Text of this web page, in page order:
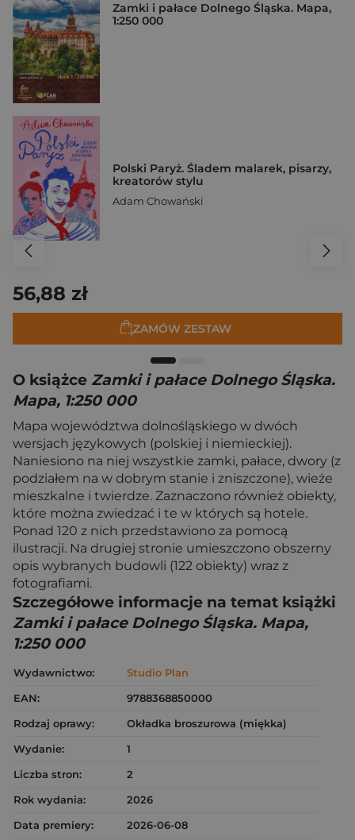
Zamki i pałace Dolnego Śląska. Mapa,
1:250 000
Polski Paryż. Śladem malarek, pisarzy,
kreatorów stylu
Adam Chowański
56,88 zł
ZAMÓW ZESTAW
O książce Zamki i pałace Dolnego Śląska.
Mapa, 1:250 000
Mapa województwa dolnośląskiego w dwóch
wersjach językowych (polskiej i niemieckiej).
Naniesiono na niej wszystkie zamki, pałace, dwory (z
podziałem na w dobrym stanie i zniszczone), wieże
mieszkalne i twierdze. Zaznaczono również obiekty,
które można zwiedzać i te w których są hotele.
Ponad 120 z nich przedstawiono za pomocą
ilustracji. Na drugiej stronie umieszczono obszerny
opis wybranych budowli (122 obiekty) wraz z
fotografiami.
Szczegółowe informacje na temat książki
Zamki i pałace Dolnego Śląska. Mapa,
1:250 000
Wydawnictwo:
Studio Plan
EAN:
9788368850000
Rodzaj oprawy:
Okładka broszurowa (miękka)
Wydanie:
1
Liczba stron:
2
Rok wydania:
2026
Data premiery:
2026-06-08